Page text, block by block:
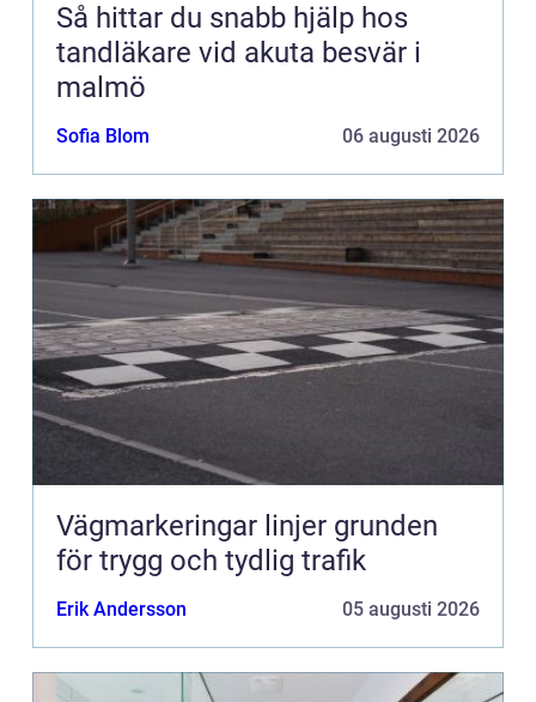
Så hittar du snabb hjälp hos
tandläkare vid akuta besvär i
malmö
Sofia Blom 06 augusti 2026
Vägmarkeringar linjer grunden
för trygg och tydlig trafik
Erik Andersson 05 augusti 2026